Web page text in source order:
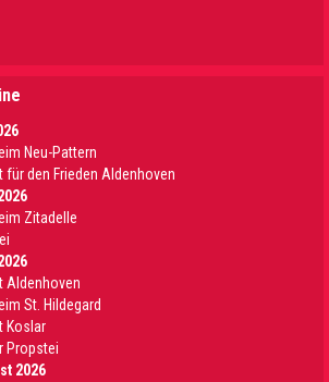
Neu-Pattern
den Frieden Aldenhoven
Zitadelle
Aldenhoven
St. Hildegard
Koslar
Propstei
2026